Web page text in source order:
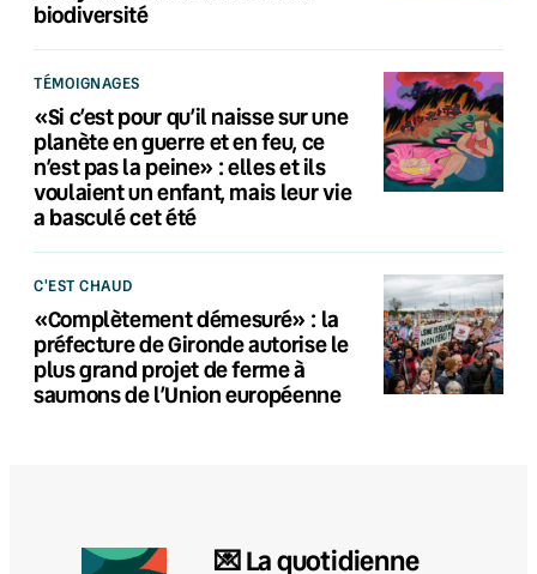
biodiversité
TÉMOIGNAGES
«Si c’est pour qu’il naisse sur une
planète en guerre et en feu, ce
n’est pas la peine» : elles et ils
voulaient un enfant, mais leur vie
a basculé cet été
C'EST CHAUD
«Complètement démesuré» : la
préfecture de Gironde autorise le
plus grand projet de ferme à
saumons de l’Union européenne
💌 La quotidienne